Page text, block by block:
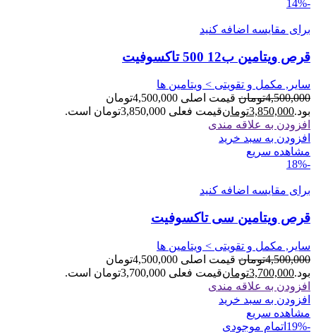
-14%
برای مقایسه اضافه کنید
قرص ویتامین ب12 500 تاکسوفیت
سایر, مکمل و تقویتی > ویتامین ها
4,500,000تومان
قیمت اصلی 4,500,000تومان
بود.3,850,000تومانقیمت فعلی 3,850,000تومان است.
افزودن به علاقه مندی
افزودن به سبد خرید
مشاهده سریع
-18%
برای مقایسه اضافه کنید
قرص ویتامین سی تاکسوفیت
سایر, مکمل و تقویتی > ویتامین ها
4,500,000تومان
قیمت اصلی 4,500,000تومان
بود.3,700,000تومانقیمت فعلی 3,700,000تومان است.
افزودن به علاقه مندی
افزودن به سبد خرید
مشاهده سریع
-19%
اتمام موجودی